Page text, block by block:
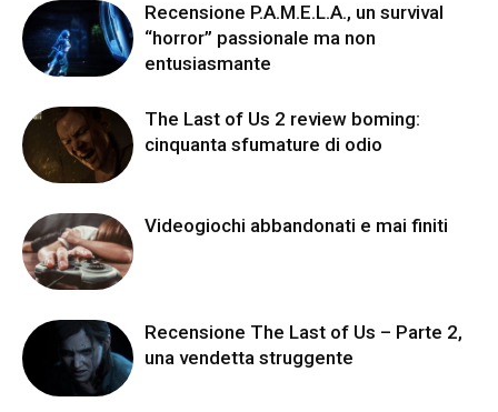
Recensione P.A.M.E.L.A., un survival
“horror” passionale ma non
entusiasmante
The Last of Us 2 review boming:
cinquanta sfumature di odio
Videogiochi abbandonati e mai finiti
Recensione The Last of Us – Parte 2,
una vendetta struggente